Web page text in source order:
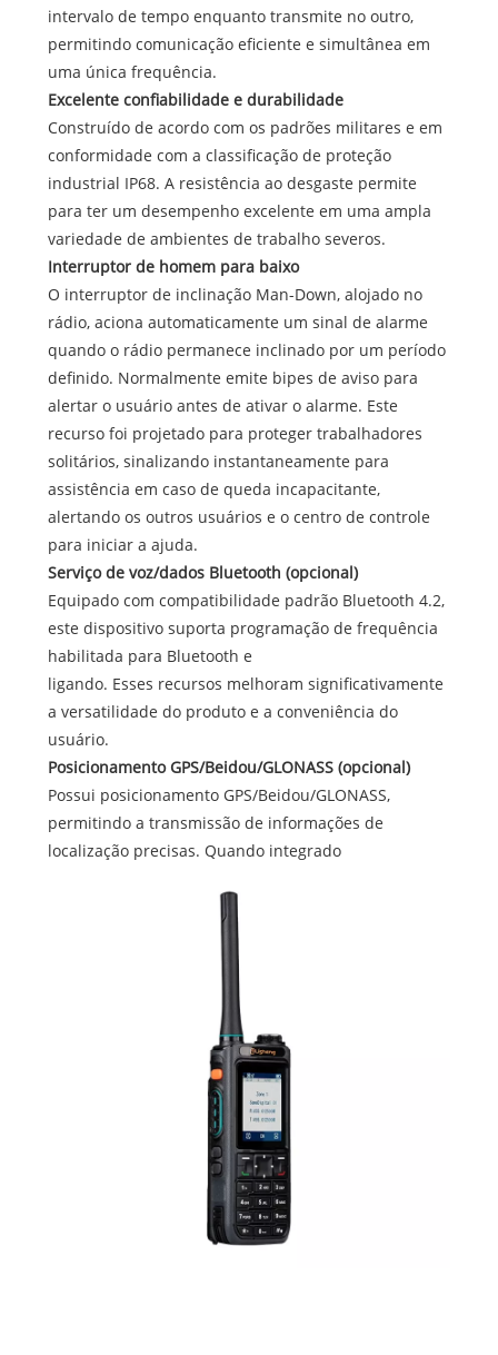
intervalo de tempo enquanto transmite no outro,
permitindo comunicação eficiente e simultânea em
uma única frequência.
Excelente confiabilidade e durabilidade
Construído de acordo com os padrões militares e em
conformidade com a classificação de proteção
industrial IP68. A resistência ao desgaste permite
para ter um desempenho excelente em uma ampla
variedade de ambientes de trabalho severos.
Interruptor de homem para baixo
O interruptor de inclinação Man-Down, alojado no
rádio, aciona automaticamente um sinal de alarme
quando o rádio permanece inclinado por um período
definido. Normalmente emite bipes de aviso para
alertar o usuário antes de ativar o alarme. Este
recurso foi projetado para proteger trabalhadores
solitários, sinalizando instantaneamente para
assistência em caso de queda incapacitante,
alertando os outros usuários e o centro de controle
para iniciar a ajuda.
Serviço de voz/dados Bluetooth (opcional)
Equipado com compatibilidade padrão Bluetooth 4.2,
este dispositivo suporta programação de frequência
habilitada para Bluetooth e
ligando. Esses recursos melhoram significativamente
a versatilidade do produto e a conveniência do
usuário.
Posicionamento GPS/Beidou/GLONASS (opcional)
Possui posicionamento GPS/Beidou/GLONASS,
permitindo a transmissão de informações de
localização precisas. Quando integrado